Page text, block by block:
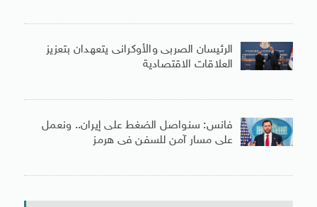
الرئيسان الصربى والأوكرانى يتعهدان بتعزيز
العلاقات الاقتصادية
فانس: سنواصل الضغط على إيران.. ونعمل
على مسار آمن للسفن فى هرمز